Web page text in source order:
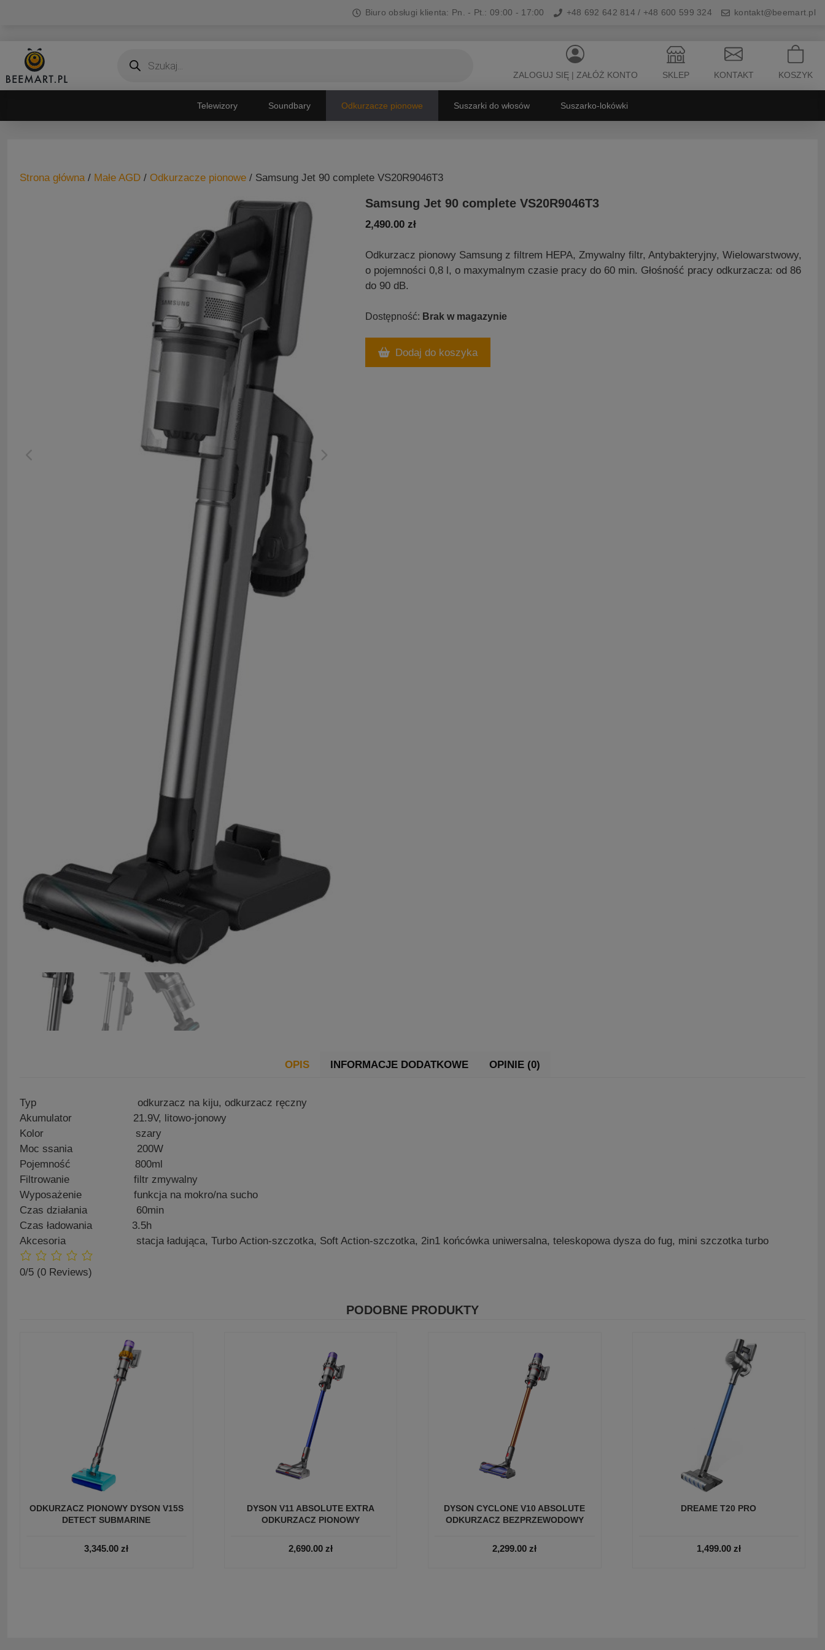
Biuro obsługi klienta: Pn. - Pt.: 09:00 - 17:00 +48 692 642 814 / +48 600 599 324 kontakt@beemart.pl
produktów
ZALOGUJ SIĘ | ZAŁÓŻ KONTO SKLEP KONTAKT KOSZYK
Telewizory Soundbary Odkurzacze pionowe Suszarki do włosów Suszarko-lokówki
Strona główna / Małe AGD / Odkurzacze pionowe / Samsung Jet 90 complete VS20R9046T3
Samsung Jet 90 complete VS20R9046T3
2,490.00zł
Odkurzacz pionowy Samsung z filtrem HEPA, Zmywalny filtr, Antybakteryjny, Wielowarstwowy,
o pojemności 0,8 l, o maxymalnym czasie pracy do 60 min. Głośność pracy odkurzacza: od 86
do 90 dB.
Brak w magazynie
Dodaj do koszyka
OPIS INFORMACJE DODATKOWE OPINIE (0)
Typ odkurzacz na kiju, odkurzacz ręczny
Akumulator 21.9V, litowo-jonowy
Kolor szary
Moc ssania 200W
Pojemność 800ml
Filtrowanie filtr zmywalny
Wyposażenie funkcja na mokro/​na sucho
Czas działania 60min
Czas ładowania 3.5h
Akcesoria stacja ładująca, Turbo Action-szczotka, Soft Action-szczotka, 2in1 końcówka uniwersalna, teleskopowa dysza do fug, mini szczotka turbo
0/5 (0 Reviews)
PODOBNE PRODUKTY
ODKURZACZ PIONOWY DYSON V15S
DETECT SUBMARINE
3,345.00zł
DYSON V11 ABSOLUTE EXTRA
ODKURZACZ PIONOWY
2,690.00 zł
DYSON CYCLONE V10 ABSOLUTE
ODKURZACZ BEZPRZEWODOWY
2,299.00zł
DREAME T20 PRO
1,499.00 zł